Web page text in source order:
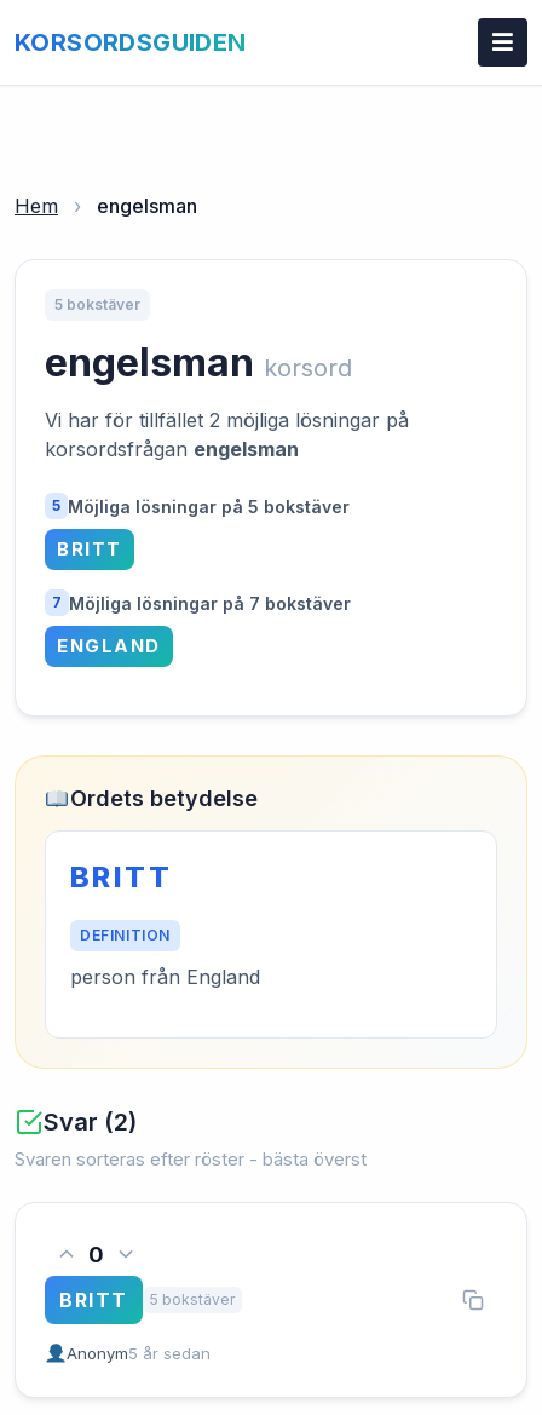
KORSORDSGUIDEN
Hem › engelsman
5 bokstäver
engelsman korsord
Vi har för tillfället 2 möjliga lösningar på
korsordsfrågan engelsman
5 Möjliga lösningar på 5 bokstäver
BRITT
7 Möjliga lösningar på 7 bokstäver
ENGLAND
Ordets betydelse
BRITT
DEFINITION
person från England
Svar (2)
Svaren sorteras efter röster - bästa överst
0
BRITT 5 bokstäver
Anonym5 år sedan